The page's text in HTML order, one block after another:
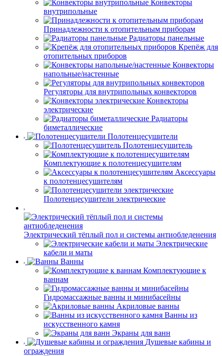
Конвекторы
внутрипольные
Принадлежности к отопительным приборам
Радиаторы панельные
Крепёж для
отопительных приборов
Конвекторы
напольные/настенные
Регуляторы для внутрипольных конвекторов
Конвекторы
электрические
Радиаторы
биметаллические
Полотенцесушители
Полотенцесушитель
Комплектующие к полотенцесушителям
Аксессуары
к полотенцесушителям
Полотенцесушители электрические
Электрический тёплый пол и системы антиобледенения
Электрические
кабели и маты
Ванны
Комплектующие к
ваннам
Гидромассажные ванны и минибасейны
Акриловые ванны
Ванны из
искусственного камня
Экраны для ванн
Душевые кабины и
ограждения